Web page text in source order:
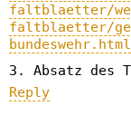
faltblaetter/
faltblaetter/
bundeswehr.html
3. Absatz des
Reply